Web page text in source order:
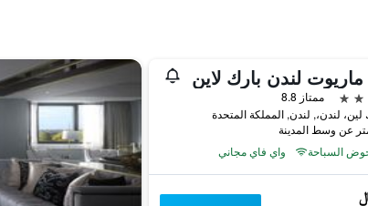
لندن بارك لاين
ممتاز 8.8
السباحة
واي فاي مجاني